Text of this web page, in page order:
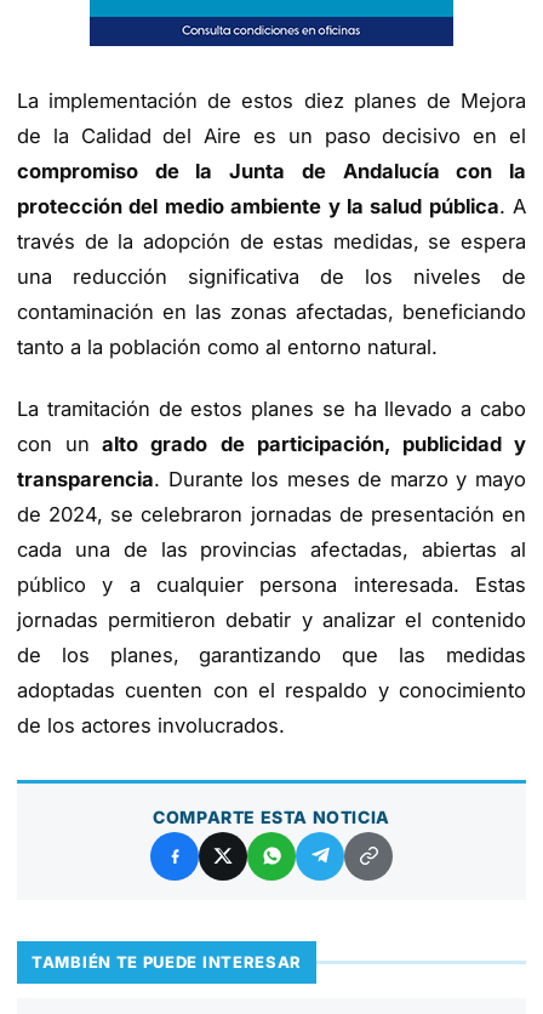
La implementación de estos diez planes de Mejora
de la Calidad del Aire es un paso decisivo en el
compromiso de la Junta de Andalucía con la
protección del medio ambiente y la salud pública. A
través de la adopción de estas medidas, se espera
una reducción significativa de los niveles de
contaminación en las zonas afectadas, beneficiando
tanto a la población como al entorno natural.
La tramitación de estos planes se ha llevado a cabo
con un alto grado de participación, publicidad y
transparencia. Durante los meses de marzo y mayo
de 2024, se celebraron jornadas de presentación en
cada una de las provincias afectadas, abiertas al
público y a cualquier persona interesada. Estas
jornadas permitieron debatir y analizar el contenido
de los planes, garantizando que las medidas
adoptadas cuenten con el respaldo y conocimiento
de los actores involucrados.
COMPARTE ESTA NOTICIA
TAMBIÉN TE PUEDE INTERESAR